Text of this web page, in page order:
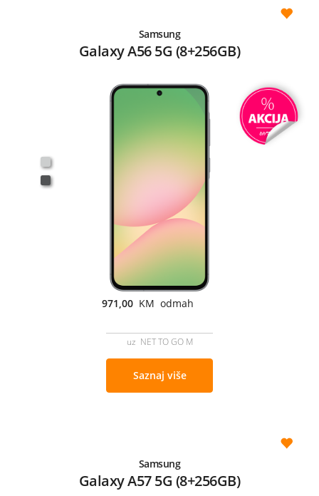
Samsung
Galaxy A56 5G (8+256GB)
971,00 KM odmah
uz NET TO GO M
Saznaj više
Samsung
Galaxy A57 5G (8+256GB)